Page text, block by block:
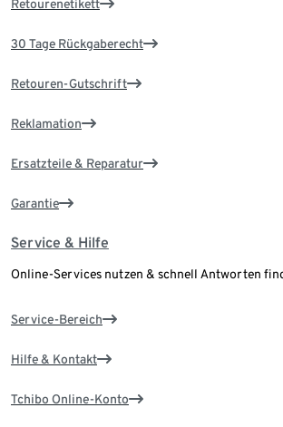
Retourenetikett
30 Tage Rückgaberecht
Retouren-Gutschrift
Reklamation
Ersatzteile & Reparatur
Garantie
Service & Hilfe
Online-Services nutzen & schnell Antworten
Service-Bereich
Hilfe & Kontakt
Tchibo Online-Konto